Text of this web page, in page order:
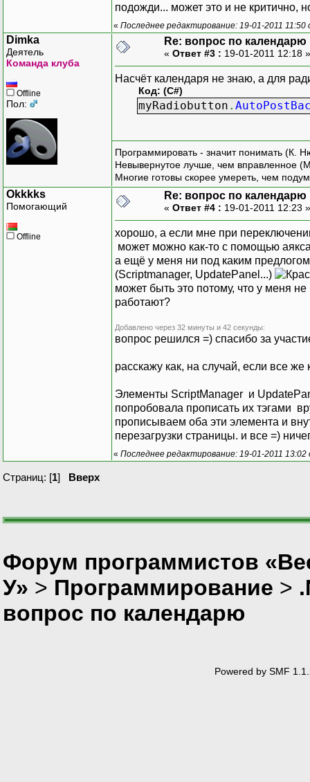
подожди... может это и не критично,
« Последнее редактирование: 19-01-2011 11:50
Dimka
Деятель
Команда клуба
Offline
Пол:
Re: вопрос по календарю
« Ответ #3 : 19-01-2011 12:18
Насчёт календаря не знаю, а для
Код: (C#)
myRadiobutton .
Программировать - значит понимать (К.
Невывернутое лучше, чем вправленное
Многие готовы скорее умереть, чем
Okkkks
Помогающий
Offline
Re: вопрос по календарю
« Ответ #4 : 19-01-2011 12:23
хорошо, а если мне при
может можно как-то с помощью
а ещё у меня ни под каким
(Scriptmanager, UpdatePanel...)
может быть это потому, что у меня
работают?
Добавлено через 32 минуты и 42 секунды:
вопрос решился =) спасибо за
расскажу как, на случай, если все же
Элементы ScriptManager и
попробовала прописать их тэгами
прописываем оба эти элемента и
перезагрузки страницы. и все =)
« Последнее редактирование: 19-01-2011 13:02
Страниц: [1] Вверх
Форум программистов
У» > Программирование >
вопрос по календарю
Powered by SMF